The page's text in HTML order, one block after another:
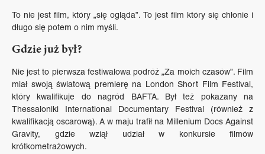
To nie jest film, który „się ogląda”. To jest film który się chłonie i
długo się potem o nim myśli.
Gdzie już był?
Nie jest to pierwsza festiwalowa podróż „Za moich czasów”. Film
miał swoją światową premierę na London Short Film Festival,
który kwalifikuje do nagród BAFTA. Był też pokazany na
Thessaloniki International Documentary Festival (również z
kwalifikacją oscarową). A w maju trafił na Millenium Docs Against
Gravity, gdzie wziął udział w konkursie filmów
krótkometrażowych.